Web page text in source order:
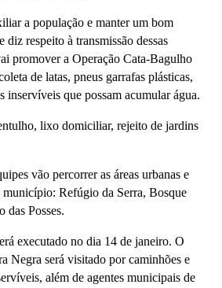
a população e manter um bom
diz respeito à transmissão dessas
promover a Operação Cata-Bagulho
de latas, pneus garrafas plásticas,
inservíveis que possam acumular água.
lixo domiciliar, rejeito de jardins
vão percorrer as áreas urbanas e
município: Refúgio da Serra, Bosque
das Posses.
executado no dia 14 de janeiro. O
Negra será visitado por caminhões e
além de agentes municipais de